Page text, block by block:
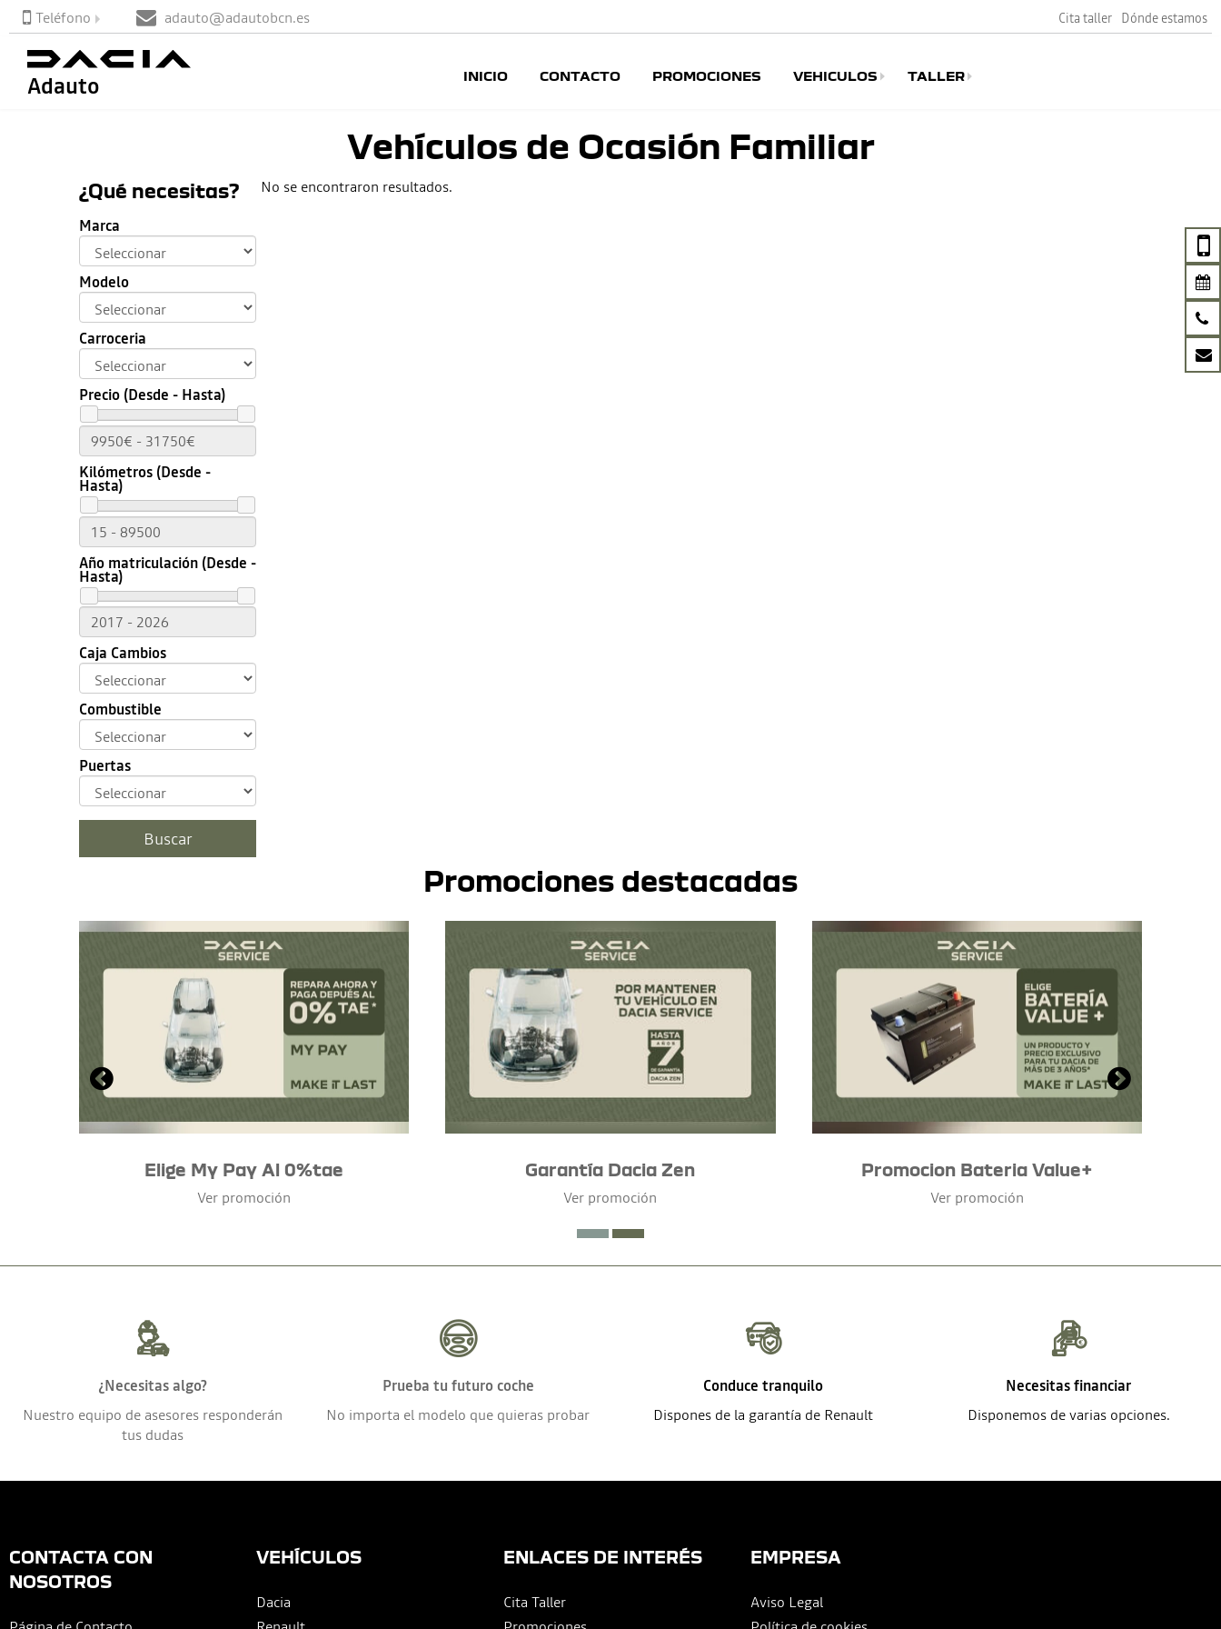
Teléfono adauto@adautobcn.es Cita taller Dónde estamos
Adauto INICIO CONTACTO PROMOCIONES VEHICULOS TALLER
Vehículos de Ocasión Familiar
¿Qué necesitas?
Marca
Modelo
Carroceria
Precio (Desde - Hasta)
Kilómetros (Desde -
Hasta)
Año matriculación (Desde -
Hasta)
Caja Cambios
Combustible
Puertas
No se encontraron resultados.
Promociones destacadas
Elige My Pay Al 0%tae
Ver promoción
Garantía Dacia Zen
Ver promoción
Promocion Bateria Value+
Ver promoción
¿Necesitas algo?
Nuestro equipo de asesores responderán
tus dudas
Prueba tu futuro coche
No importa el modelo que quieras probar
Conduce tranquilo
Dispones de la garantía de Renault
Necesitas financiar
Disponemos de varias opciones.
CONTACTA CON
NOSOTROS
VEHÍCULOS
Dacia
ENLACES DE INTERÉS
Cita Taller
EMPRESA
Aviso Legal